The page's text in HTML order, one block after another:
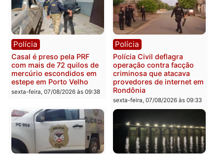
Polícia
2 MILHÕES – Unnesa
apresenta documentos
que comprovam
transparência e legalidade
na operação alvo da PF
sexta-feira, 07/08/2026 às 12:24
Polícia
Polícia Federal apreende
400 quilos de drogas e
prende motorista em RO
sexta-feira, 07/08/2026 às